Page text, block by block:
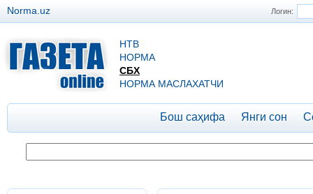
Логин:
Norma.uz
НТВ
НОРМА
СБХ
НОРМА МАСЛАХАТЧИ
Бош саҳифа Янги сон